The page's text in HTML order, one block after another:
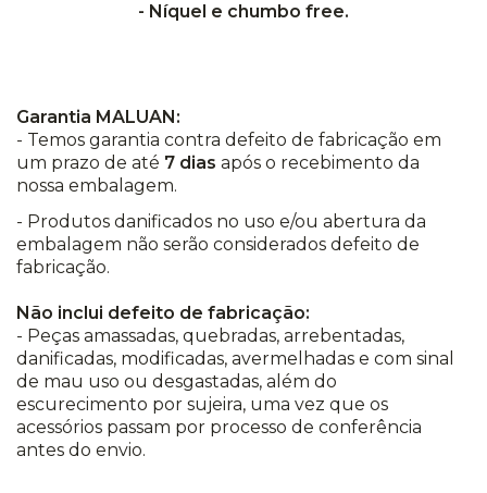
- Níquel e chumbo free.
Garantia MALUAN:
- Temos garantia contra defeito de fabricação em
um prazo de até 7 dias após o recebimento da
nossa embalagem.
- Produtos danificados no uso e/ou abertura da
embalagem não serão considerados defeito de
fabricação.
Não inclui defeito de fabricação:
- Peças amassadas, quebradas, arrebentadas,
danificadas, modificadas, avermelhadas e com sinal
de mau uso ou desgastadas, além do
escurecimento por sujeira, uma vez que os
acessórios passam por processo de conferência
antes do envio.